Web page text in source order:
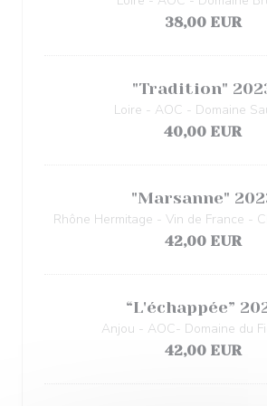
38,00 EUR
"Tradition"
Loire - AOC - Domaine
40,00 EUR
"Marsanne"
Rhône Hermitage - Vin de France -
42,00 EUR
“L'échappée”
Anjou - AOC- Domaine du
42,00 EUR